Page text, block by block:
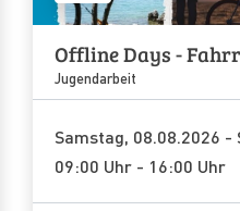
Offline Days -
Jugendarbeit
Samstag, 08.08.2026 -
09:00 Uhr - 16:00 Uhr